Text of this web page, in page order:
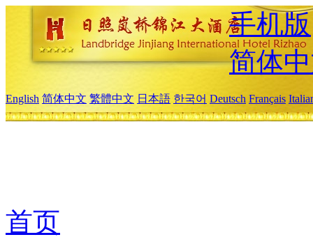
手机版
简体
English 简体中文 繁體中文 日本語 한국어 Deutsch Français
首页